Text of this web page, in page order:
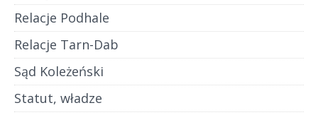
Relacje Podhale
Relacje Tarn-Dab
Sąd Koleżeński
Statut, władze